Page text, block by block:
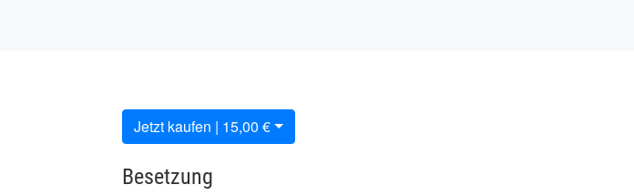
Jetzt kaufen | 15,00 €
Besetzung